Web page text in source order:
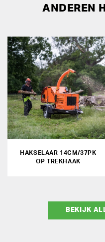
ANDEREN
HAKSELAAR 14CM/37PK
OP TREKHAAK
BEKIJK